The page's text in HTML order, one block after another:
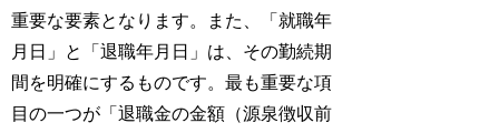
重要な要素となります。また、「就職年
月日」と「退職年月日」は、その勤続期
間を明確にするものです。最も重要な項
目の一つが「退職金の金額（源泉徴収前